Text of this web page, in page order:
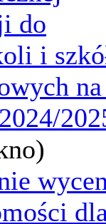
do
i